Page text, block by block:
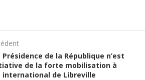
Présidence de la République n’est
de la forte mobilisation à
international de Libreville